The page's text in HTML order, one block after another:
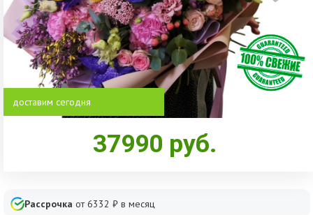
доставим сегодня
37990 руб.
Рассрочка от6332 ₽ в месяц